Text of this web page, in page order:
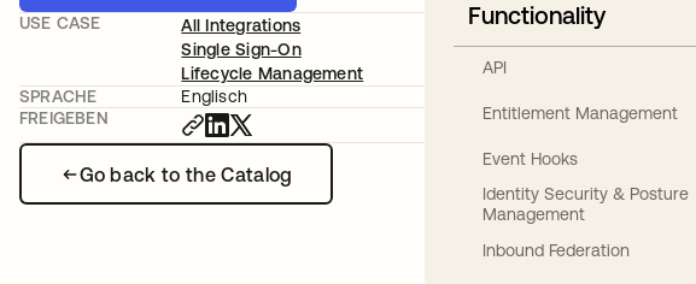
Go back to the Catalog
USE CASE
All Integrations
Single Sign-On
Lifecycle Management
SPRACHE
Englisch
FREIGEBEN
Functionality
API
Entitlement Management
Event Hooks
Identity Security & Posture
Management
Inbound Federation